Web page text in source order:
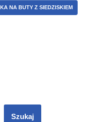
NA BUTY Z SIEDZISKIEM
Szukaj